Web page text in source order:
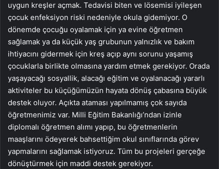
uygun kreşler açmak. Tedavisi biten ve lösemisi iyileşen
çocuk enfeksiyon riski nedeniyle okula gidemiyor. O
dönemde çocuğu oyalamak için ya evine öğretmen
sağlamak ya da küçük yaş grubunun yalnızlık ve bakım
ihtiyacını gidermek için kreş açıp aynı sorunu yaşamış
çocuklarla birlikte olmasına yardım etmek gerekiyor. Orada
yaşayacağı sosyallik, alacağı eğitim ve oyalanacağı yararlı
aktiviteler bu küçüğümüzün hayata dönüş çabasına büyük
destek oluyor. Açıkta ataması yapılmamış çok sayıda
öğretmenimiz var. Milli Eğitim Bakanlığı’ndan izinle
diplomalı öğretmen alımı yapıp, bu öğretmenlerin
maaşlarını ödeyerek bahsettiğim okul sınıflarında görev
yapmalarını sağlamak istiyoruz. Tüm bu projeleri gerçeğe
dönüştürmek için maddi destek gerekiyor.